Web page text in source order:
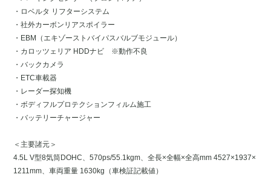
・ロベルタ リフターシステム
・社外カーボンリアスポイラー
・EBM（エキゾーストバイパスバルブモジュール）
・カロッツェリア HDDナビ ※動作不良
・バックカメラ
・ETC車載器
・レーダー探知機
・ボディフルプロテクションフィルム施工
・バッテリーチャージャー
＜主要諸元＞
4.5L V型8気筒DOHC、570ps/55.1kgm、全長×全幅×全高mm 4527×1937×
1211mm、車両重量 1630kg（車検証記載値）